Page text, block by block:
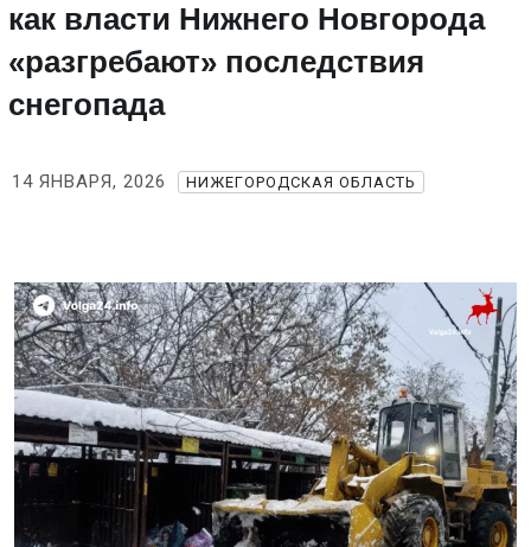
как власти Нижнего Новгорода
«разгребают» последствия
снегопада
14 ЯНВАРЯ, 2026 НИЖЕГОРОДСКАЯ ОБЛАСТЬ